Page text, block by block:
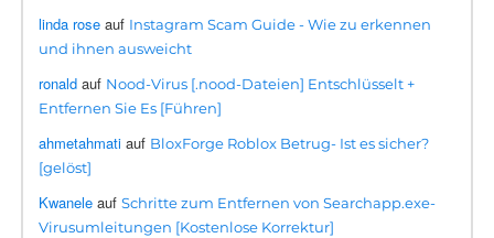
linda rose auf Instagram Scam Guide - Wie zu erkennen
und ihnen ausweicht
ronald auf Nood-Virus [.nood-Dateien] Entschlüsselt +
Entfernen Sie Es [Führen]
ahmetahmati auf BloxForge Roblox Betrug- Ist es sicher?
[gelöst]
Kwanele aufSchritte zum Entfernen von Searchapp.exe-
Virusumleitungen [Kostenlose Korrektur]